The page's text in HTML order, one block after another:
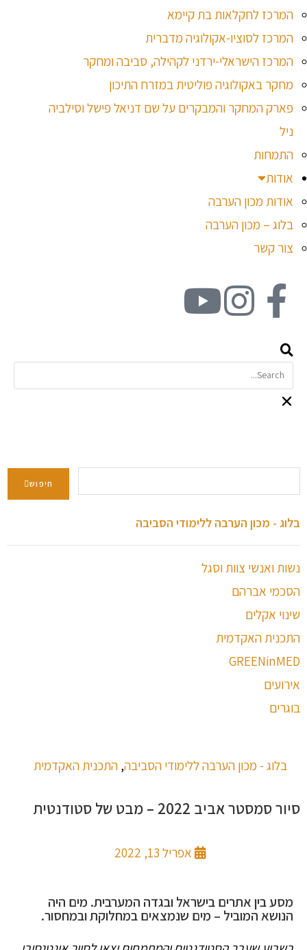
המרכז לחקלאות בת קיימא
המרכז לסוציו-אקולוגיה מדברית
המרכז הישראלי-ירדני לקהילה, סביבה ומחקר
מחקר באקולוגיה פוליטית במזרח התיכון
פארק המחקר והמבקרים על שם דניאל פישל וסילביה
ניל
התמחות
אודות
אודות מכון הערבה
בלוג – מכון הערבה
צור קשר
חיפוש
בלוג - מכון הערבה ללימודי הסביבה
נשות ואנשי צוות וסגל
הסכמי אברהם
שינוי אקלים
התכנית האקדמית
GREENinMED
אירועים
בוגרים
בלוג - מכון הערבה ללימודי הסביבה, התכנית האקדמית
סיור סמסטר אביב 2022 – מבט של סטודנטית
אפריל 13, 2022
מסע בין אתרים בישראל ובגדה המערבית. מים היה
הנושא המוביל – מים שנמצאים במחלוקת ובמחסור.